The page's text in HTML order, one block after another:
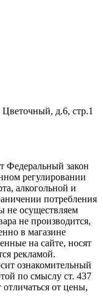
д.6, стр.1
Федеральный закон
регулировании
алкогольной и
потребления
не осуществляем
не производится,
в магазине
на сайте, носят
рекламой.
ознакомительный
по смыслу ст. 437
от цены,